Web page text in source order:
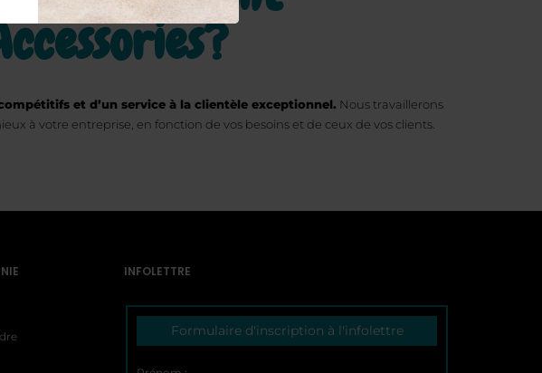
et d’un service à la clientèle exceptionnel. Nous travaillerons
à votre entreprise, en fonction de vos besoins et de ceux de vos clients.
INFOLETTRE
Formulaire d'inscription à l'infolettre